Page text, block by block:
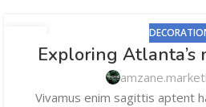
Exploring Atlanta’s
Vivamus enim sagittis aptent